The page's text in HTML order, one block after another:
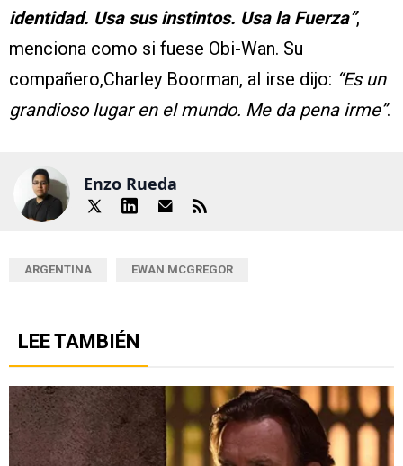
identidad. Usa sus instintos. Usa la Fuerza”,
menciona como si fuese Obi-Wan. Su
compañero,Charley Boorman, al irse dijo: “Es un
grandioso lugar en el mundo. Me da pena irme”.
Enzo Rueda
ARGENTINA EWAN MCGREGOR
LEE TAMBIÉN